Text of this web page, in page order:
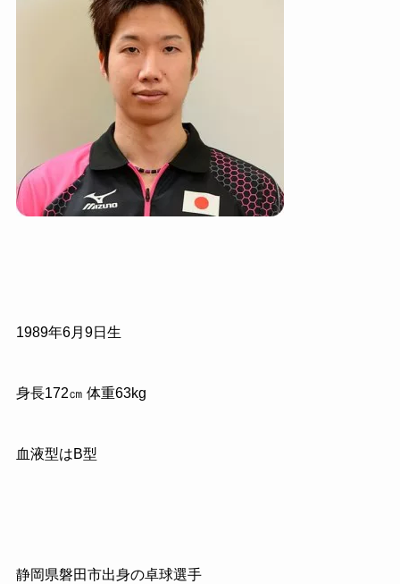
1989年6月 9日生
身長172㎝ 体重63kg
血液型はB型
静岡県磐田市出身の卓球選手